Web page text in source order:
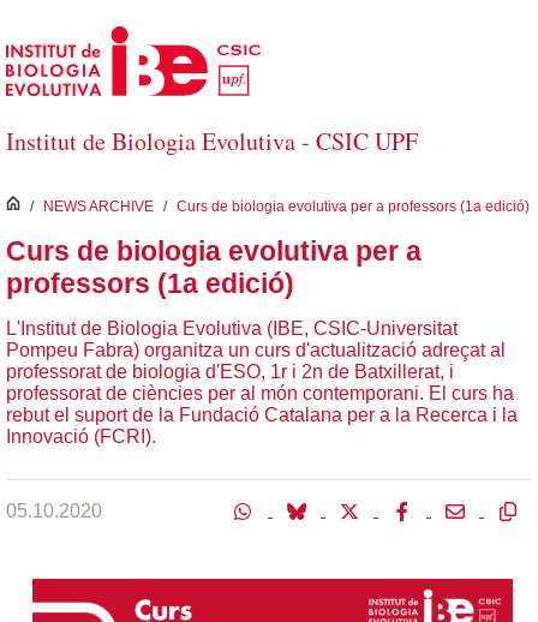
Salta al contingut principal
Institut de Biologia Evolutiva - CSIC UPF
inici
/ NEWS ARCHIVE / Curs de biologia evolutiva per a professors (1a edició)
Curs de biologia evolutiva per a
professors (1a edició)
L'Institut de Biologia Evolutiva (IBE, CSIC-Universitat
Pompeu Fabra) organitza un curs d'actualització adreçat al
professorat de biologia d'ESO, 1r i 2n de Batxillerat, i
professorat de ciències per al món contemporani. El curs ha
rebut el suport de la Fundació Catalana per a la Recerca i la
Innovació (FCRI).
05.10.2020